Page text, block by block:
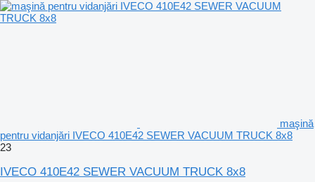
maşină
pentru vidanjări IVECO 410E42 SEWER VACUUM TRUCK 8x8
23
IVECO 410E42 SEWER VACUUM TRUCK 8x8